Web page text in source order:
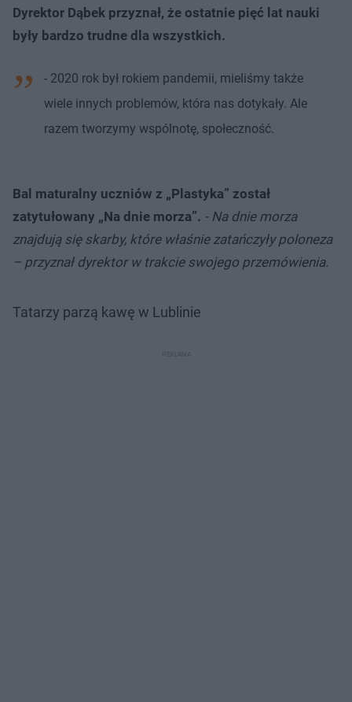
Dyrektor Dąbek przyznał, że ostatnie pięć lat nauki
były bardzo trudne dla wszystkich.
- 2020 rok był rokiem pandemii, mieliśmy także
wiele innych problemów, która nas dotykały. Ale
razem tworzymy wspólnotę, społeczność.
Bal maturalny uczniów z „Plastyka” został
zatytułowany „Na dnie morza”. - Na dnie morza
znajdują się skarby, które właśnie zatańczyły poloneza
– przyznał dyrektor w trakcie swojego przemówienia.
Tatarzy parzą kawę w Lublinie